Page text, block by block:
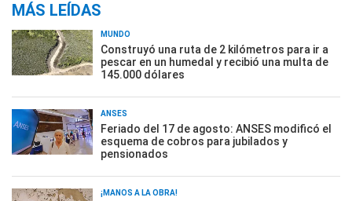
MÁS LEÍDAS
MUNDO
Construyó una ruta de 2 kilómetros para ir a
pescar en un humedal y recibió una multa de
145.000 dólares
ANSES
Feriado del 17 de agosto: ANSES modificó el
esquema de cobros para jubilados y
pensionados
¡MANOS A LA OBRA!